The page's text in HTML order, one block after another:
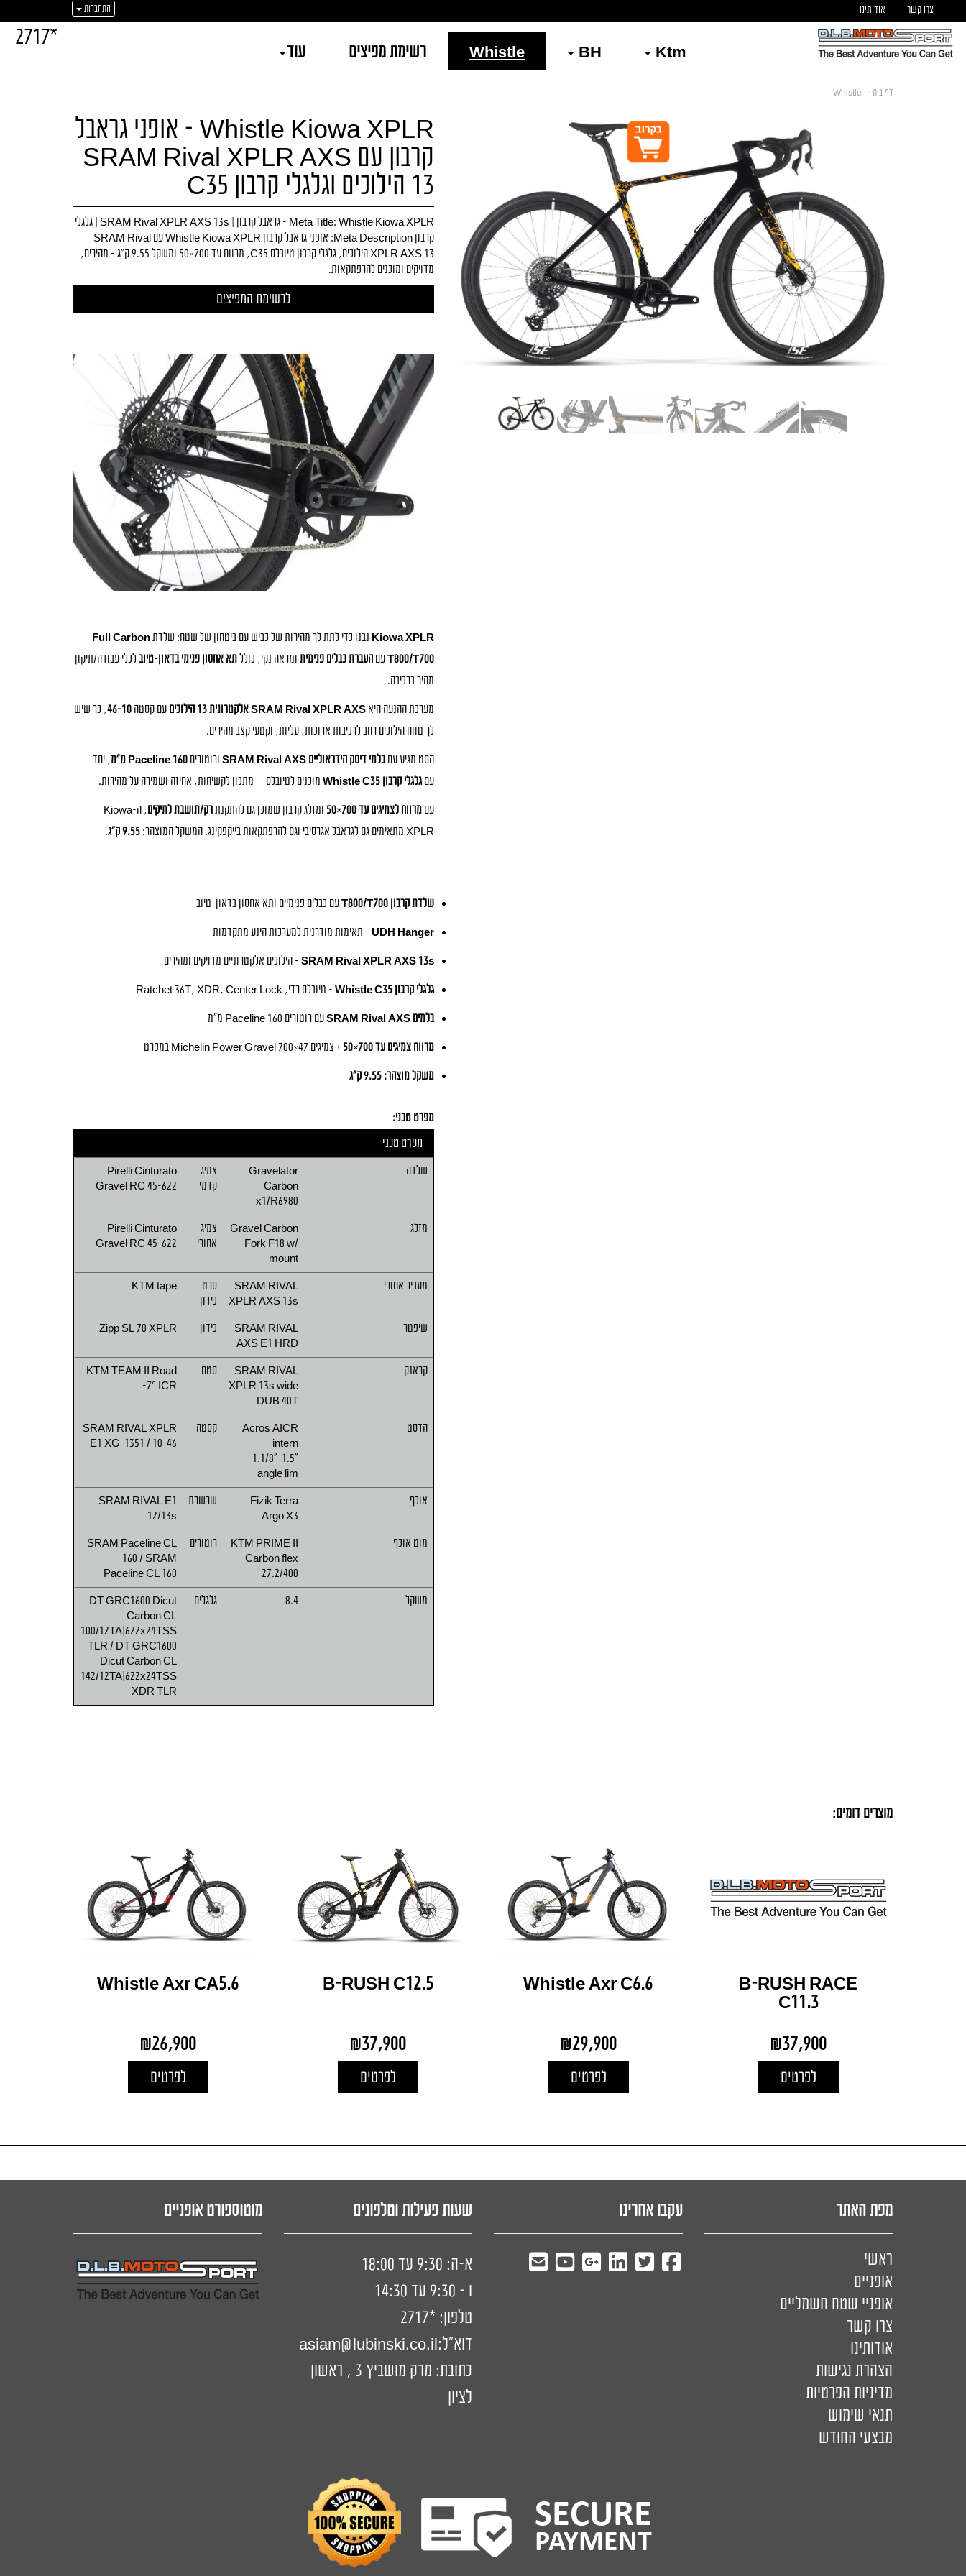
התחברות צרו קשר אודותינו
Ktm
BH
Whistle רשימת מפיצים עוד
*2717
דף בית Whistle
Whistle Kiowa XPLR – אופני גראבל
קרבון עם SRAM Rival XPLR AXS
13 הילוכים וגלגלי קרבון C35
Meta Title: Whistle Kiowa XPLR – גראבל קרבון | SRAM Rival XPLR AXS 13s | גלגלי
קרבון Meta Description: אופני גראבל קרבון Whistle Kiowa XPLR עם SRAM Rival
XPLR AXS 13 הילוכים, גלגלי קרבון טיובלס C35, מרווח עד 700×50 ומשקל 9.55 ק״ג – מהירים,
מדויקים ומוכנים להרפתקאות.
Kiowa XPLR נבנו כדי לתת לך מהירות של כביש עם ביטחון של שטח: שלדתFull Carbon
T800/T700עםהעברת כבלים פנימית ומראה נקי, כוללתא אחסון פנימי בדאון-טיוב לכלי עבודה/תיקון
מהיר ברכיבה.
מערכת ההנעה היאSRAM Rival XPLR AXS אלקטרונית 13 הילוכים עם קסטה10–46
, כך שיש
לך טווח הילוכים רחב לרכיבות ארוכות, עליות, וקטעי קצב מהירים.
הסט מגיע עםבלמי דיסק הידראוליים SRAM Rival AXS ורוטוריםPaceline 160 מ״מ
, יחד
עםגלגלי קרבון Whistle C35 מוכנים לטיובלס — מתכון לקשיחות, אחיזה ושמירה על מהירות.
עםמרווח לצמיגים עד 700×50 ומזלג קרבון שמוכן גם להתקנתרק/תושבת לתיקים
, ה-Kiowa
XPLR מתאימים גם לגראבל אגרסיבי וגם להרפתקאות בייקפקינג. המשקל המוצהר:
9.55 ק״ג .
שלדת קרבון T800/T700 עם כבלים פנימיים ותא אחסון בדאון-טיוב
UDH Hanger – תאימות מודרנית למערכות הינע מתקדמות
SRAM Rival XPLR AXS 13s – הילוכים אלקטרוניים מדויקים ומהירים
גלגלי קרבון Whistle C35 – טיובלס רדי, Ratchet 36T, XDR, Center Lock
בלמים SRAM Rival AXS עם רוטורים Paceline 160 מ״מ
מרווח צמיגים עד 700×50 + צמיגים Michelin Power Gravel 700×47 במפרט
משקל מוצהר: 9.55 ק״ג
מפרט טכני:
מפרט טכני
שלדה
Gravelator
Carbon
x1/R6980
צמיג
קדמי
Pirelli Cinturato
Gravel RC 45-622
מזלג
Gravel Carbon
Fork F18 w/
mount
צמיג
אחורי
Pirelli Cinturato
Gravel RC 45-622
מעביר אחורי
SRAM RIVAL
XPLR AXS 13s
סרט
כידון
KTM tape
שיפטר
SRAM RIVAL
AXS E1 HRD
כידון Zipp SL 70 XPLR
קראנק
SRAM RIVAL
XPLR 13s wide
DUB 40T
סטם
KTM TEAM II Road
-7° ICR
הדסט
Acros AICR
intern
1.1/8"-1.5"
angle lim
קסטה
SRAM RIVAL XPLR
E1 XG-1351 / 10-46
אוכף
Fizik Terra
Argo X3
שרשרת
SRAM RIVAL E1
12/13s
מוט אוכף
KTM PRIME II
Carbon flex
27.2/400
רוטורים
SRAM Paceline CL
160 / SRAM
Paceline CL 160
משקל 8.4 גלגלים
DT GRC1600 Dicut
Carbon CL
100/12TA|622x24TSS
TLR / DT GRC1600
Dicut Carbon CL
142/12TA|622x24TSS
XDR TLR
מוצרים דומים:
B-RUSH RACE
C11.3
₪37,900
לפרטים
Whistle Axr C6.6
₪29,900
לפרטים
B-RUSH C12.5
₪37,900
לפרטים
Whistle Axr CA5.6
₪26,900
לפרטים
מפת האתר
ראשי
אופניים
אופניי שטח חשמליים
צרו קשר
אודותינו
הצהרת נגישות
מדיניות הפרטיות
תנאי שימוש
מבצעי החודש
עקבו אחרינו שעות פעילות וטלפונים
א-ה: 9:30 עד 18:00
ו - 9:30 עד 14:30
טלפון: *2717
דוא"ל:
asiam@lubinski.co.il
כתובת: מרק מושביץ 3 , ראשון
לציון
מוטוספורט אופניים